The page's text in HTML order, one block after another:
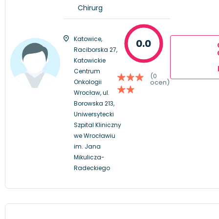
Chirurg
Katowice,
Raciborska 27,
Katowickie
Centrum
Onkologii
Wrocław, ul.
Borowska 213,
Uniwersytecki
Szpital Kliniczny
we Wrocławiu
im. Jana
Mikulicza-
Radeckiego
0.0
(0
ocen)